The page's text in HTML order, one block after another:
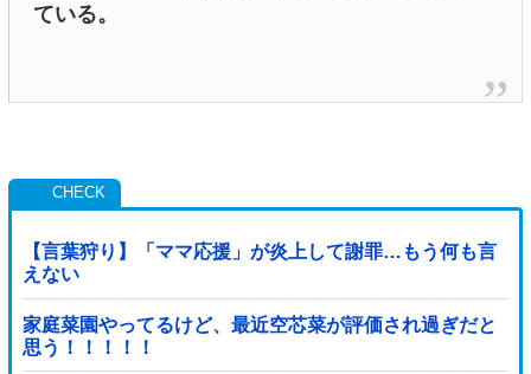
ている。
【言葉狩り】「ママ応援」が炎上して謝罪…もう何も言
えない
家庭菜園やってるけど、最近空芯菜が評価され過ぎだと
思う！！！！！